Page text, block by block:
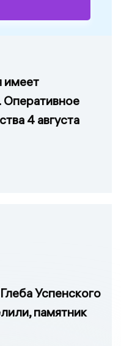
имеет
Оперативное
4 августа
Успенского
памятник